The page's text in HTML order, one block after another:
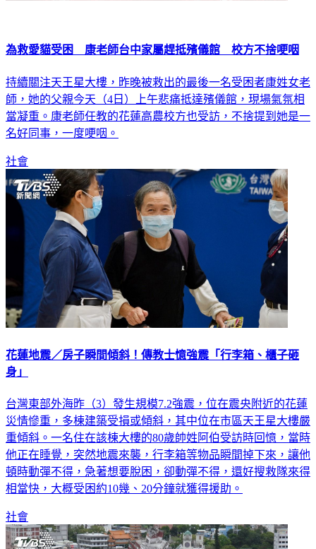
為救愛貓受困 康老師台中家屬趕抵殯儀館 校方不捨哽咽
持續關注天王星大樓，昨晚被救出的最後一名受困者康姓女老
師，她的父親今天（4日）上午悲痛抵達殯儀館，現場氣氛相
當凝重。康老師任教的花蓮高農校方也受訪，不捨提到她是一
名好同事，一度哽咽。
社會
花蓮地震／房子瞬間傾斜！傳教士憶強震「行李箱、櫃子砸
身」
台灣東部外海昨（3）發生規模7.2強震，位在震央附近的花蓮
災情慘重，多棟建築受損或傾斜，其中位在市區天王星大樓嚴
重傾斜。一名住在該棟大樓的80歲帥姓阿伯受訪時回憶，當時
他正在睡覺，突然地震來襲，行李箱等物品瞬間掉下來，讓他
頓時動彈不得，急著想要脫困，卻動彈不得，還好搜救隊來得
相當快，大概受困約10幾、20分鐘就獲得援助。
社會